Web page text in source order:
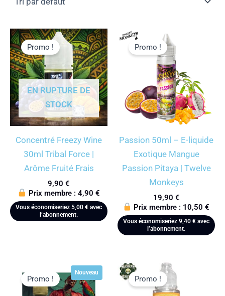
EN RUPTURE DE
STOCK
Promo !
Concentré Freezy Wine
30ml Tribal Force |
Arôme Fruité Frais
9,90 €
Prix membre : 4,90 €
Vous économiseriez 5,00 € avec
l’abonnement.
Promo !
Passion 50ml – E-liquide
Exotique Mangue
Passion Pitaya | Twelve
Monkeys
19,90 €
Prix membre : 10,50€
Vous économiseriez 9,40 € avec
l’abonnement.
Nouveau
Promo ! Promo !